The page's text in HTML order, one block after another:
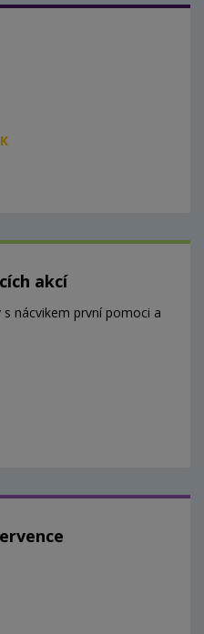
akcí
nácvikem první pomoci a